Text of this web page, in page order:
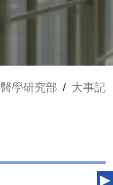
醫學研究部 / 大事記